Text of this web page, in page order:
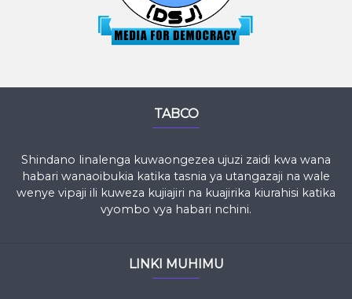
TABCO
Shindano linalenga kuwaongezea ujuzi zaidi kwa wana
habari wanaoibukia katika tasnia ya utangazaji na wale
wenye vipaji ili kuweza kujiajiri na kuajirika kiurahisi katika
vyombo vya habari nchini.
LINKI MUHIMU